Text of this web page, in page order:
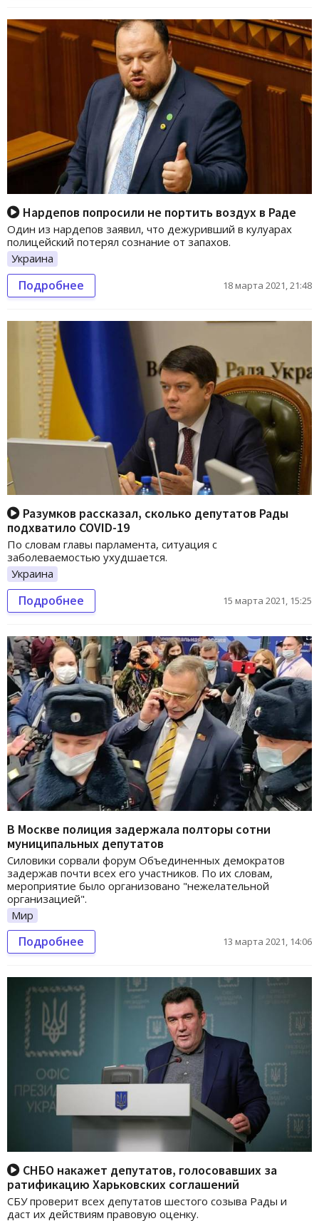
Нардепов попросили не портить воздух в Раде
Один из нардепов заявил, что дежуривший в кулуарах
полицейский потерял сознание от запахов.
Украина
Подробнее 18 марта 2021, 21:48
Разумков рассказал, сколько депутатов Рады
подхватило COVID-19
По словам главы парламента, ситуация с
заболеваемостью ухудшается.
Украина
Подробнее 15 марта 2021, 15:25
В Москве полиция задержала полторы сотни
муниципальных депутатов
Силовики сорвали форум Объединенных демократов
задержав почти всех его участников. По их словам,
мероприятие было организовано "нежелательной
организацией".
Мир
Подробнее 13 марта 2021, 14:06
СНБО накажет депутатов, голосовавших за
ратификацию Харьковских соглашений
СБУ проверит всех депутатов шестого созыва Рады и
даст их действиям правовую оценку.